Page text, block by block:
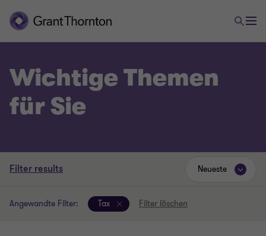
Wichtige Themen
für Sie
Filter results
Angewandte Filter: Tax Filter löschen
Neueste